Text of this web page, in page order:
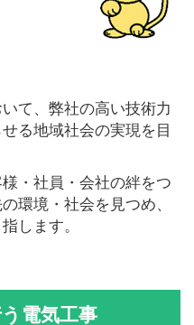
て、弊社の高い技術力
る地域社会の実現を目
・社員・会社の絆をつ
環境・社会を見つめ、
します。
電気工事